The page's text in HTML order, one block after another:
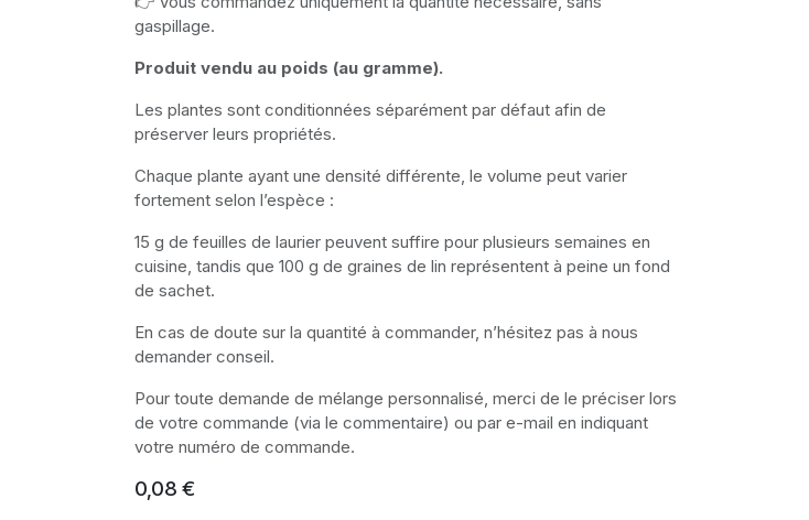
gaspillage.
Produit vendu au poids (au gramme).
Les plantes sont conditionnées séparément par défaut afin de
préserver leurs propriétés.
Chaque plante ayant une densité différente, le volume peut varier
fortement selon l’espèce :
15 g de feuilles de laurier peuvent suffire pour plusieurs semaines en
cuisine, tandis que 100 g de graines de lin représentent à peine un fond
de sachet.
En cas de doute sur la quantité à commander, n’hésitez pas à nous
demander conseil.
Pour toute demande de mélange personnalisé, merci de le préciser lors
de votre commande (via le commentaire) ou par e-mail en indiquant
votre numéro de commande.
0,08 €